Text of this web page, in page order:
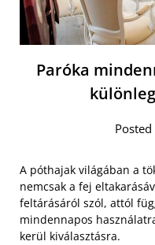
Paróka
A póthajak világában a
nemcsak a fej
feltárásáról szól, attól
mindennapos
kerül kiválasztásra.